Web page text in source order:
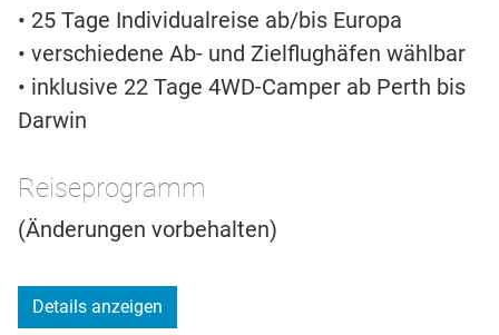
• 25 Tage Individualreise ab/bis Europa
• verschiedene Ab- und Zielflughäfen wählbar
• inklusive 22 Tage 4WD-Camper ab Perth bis
Darwin
Reiseprogramm
(Änderungen vorbehalten)
Details anzeigen